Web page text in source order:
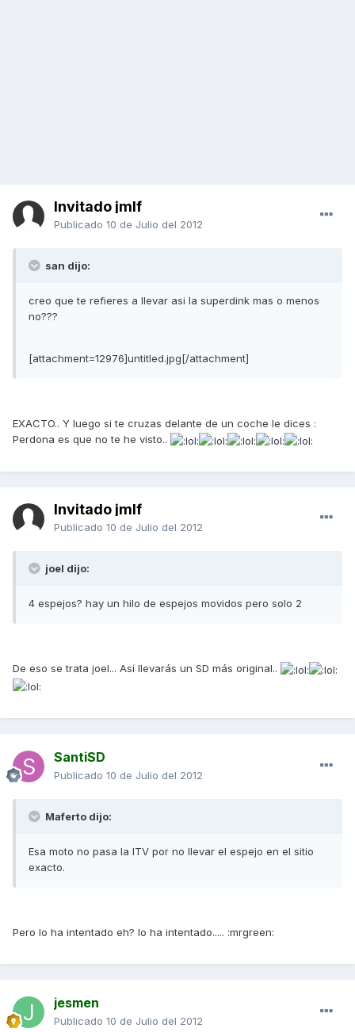
Invitado jmlf
Publicado 10 de Julio del 2012
san dijo:
creo que te refieres a llevar asi la superdink mas o menos
no???
[attachment=12976]untitled.jpg[/attachment]
EXACTO.. Y luego si te cruzas delante de un coche le dices :
Perdona es que no te he visto..
Invitado jmlf
Publicado 10 de Julio del 2012
joel dijo:
4 espejos? hay un hilo de espejos movidos pero solo 2
De eso se trata joel... Así llevarás un SD más original..
SantiSD
Publicado 10 de Julio del 2012
Maferto dijo:
Esa moto no pasa la ITV por no llevar el espejo en el sitio
exacto.
Pero lo ha intentado eh? lo ha intentado..... :mrgreen:
jesmen
Publicado 10 de Julio del 2012